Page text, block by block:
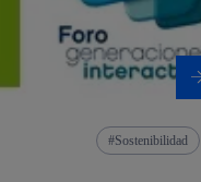
Sostenibilidad